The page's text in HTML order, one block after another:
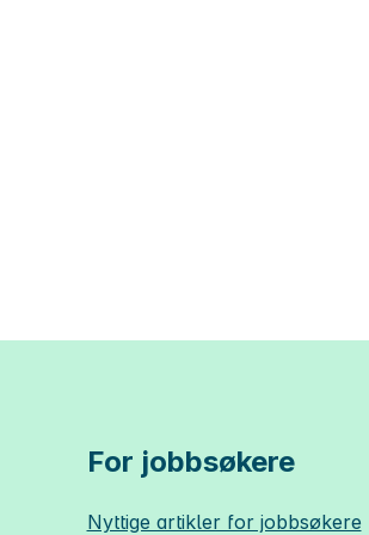
For jobbsøkere
Nyttige artikler for jobbsøkere